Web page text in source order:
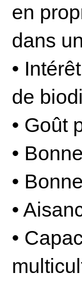
en
dans
•
de
• Goût
•
•
•
•